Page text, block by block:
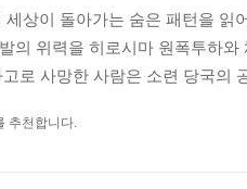
대, 수학은 어떻게 무기가 되는
때 집에서 쉬는 것이 실제 질
책에 꼭 반영해야 할 기준을 제시
세상이 돌아가는 숨은 패턴을 읽
의 위력을 히로시마 원폭투하
고로 사망한 사람은 소련 당국의
추천합니다.